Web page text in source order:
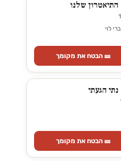
שלנו
לוי
🎫 הבטח את מקומך
הגעתי
🎫 הבטח את מקומך